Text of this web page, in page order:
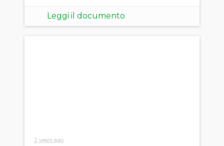
Leggi il documento
2 years ago